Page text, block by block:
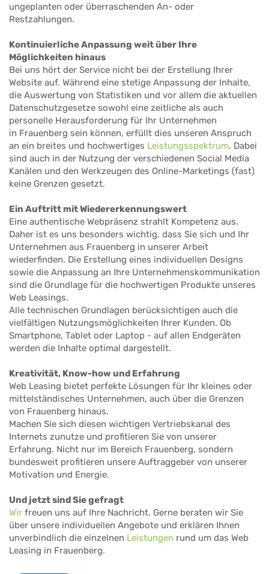
ungeplanten oder überraschenden An- oder
Restzahlungen.
Kontinuierliche Anpassung weit über Ihre
Möglichkeiten hinaus
Bei uns hört der Service nicht bei der Erstellung Ihrer
Website auf. Während eine stetige Anpassung der Inhalte,
die Auswertung von Statistiken und vor allem die aktuellen
Datenschutzgesetze sowohl eine zeitliche als auch
personelle Herausforderung für Ihr Unternehmen
in Frauenberg sein können, erfüllt dies unseren Anspruch
an ein breites und hochwertiges Leistungsspektrum. Dabei
sind auch in der Nutzung der verschiedenen Social Media
Kanälen und den Werkzeugen des Online-Marketings (fast)
keine Grenzen gesetzt.
Ein Auftritt mit Wiedererkennungswert
Eine authentische Webpräsenz strahlt Kompetenz aus.
Daher ist es uns besonders wichtig, dass Sie sich und Ihr
Unternehmen aus Frauenberg in unserer Arbeit
wiederfinden. Die Erstellung eines individuellen Designs
sowie die Anpassung an Ihre Unternehmenskommunikation
sind die Grundlage für die hochwertigen Produkte unseres
Web Leasings.
Alle technischen Grundlagen berücksichtigen auch die
vielfältigen Nutzungsmöglichkeiten Ihrer Kunden. Ob
Smartphone, Tablet oder Laptop - auf allen Endgeräten
werden die Inhalte optimal dargestellt.
Kreativität, Know-how und Erfahrung
Web Leasing bietet perfekte Lösungen für Ihr kleines oder
mittelständisches Unternehmen, auch über die Grenzen
von Frauenberg hinaus.
Machen Sie sich diesen wichtigen Vertriebskanal des
Internets zunutze und profitieren Sie von unserer
Erfahrung. Nicht nur im Bereich Frauenberg, sondern
bundesweit profitieren unsere Auftraggeber von unserer
Motivation und Energie.
Und jetzt sind Sie gefragt
Wir freuen uns auf Ihre Nachricht. Gerne beraten wir Sie
über unsere individuellen Angebote und erklären Ihnen
unverbindlich die einzelnen Leistungen rund um das Web
Leasing in Frauenberg.